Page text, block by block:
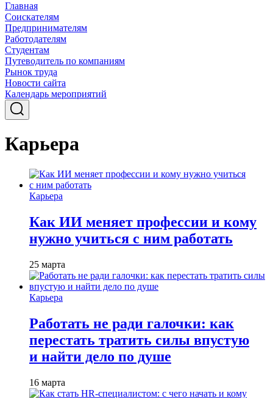
Главная
Соискателям
Предпринимателям
Работодателям
Студентам
Путеводитель по компаниям
Рынок труда
Новости сайта
Календарь мероприятий
Карьера
Карьера
Как ИИ меняет профессии и кому
нужно учиться с ним работать
25 марта
Карьера
Работать не ради галочки: как
перестать тратить силы впустую
и найти дело по душе
16 марта